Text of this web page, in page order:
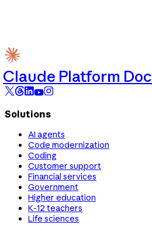
Claude Platform
Solutions
AI agents
Code modernization
Coding
Customer support
Financial services
Government
Higher education
K-12 teachers
Life sciences